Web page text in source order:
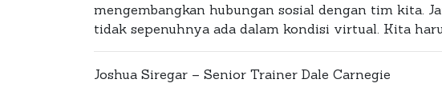
mengembangkan hubungan sosial dengan tim kita.
tidak sepenuhnya ada dalam kondisi virtual. Kita
Joshua Siregar – Senior Trainer Dale Carnegie